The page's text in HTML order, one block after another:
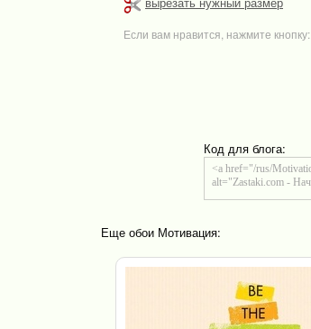
Если вам нравится, нажмите кнопку:
Код для блога:
Еще обои Мотивация: